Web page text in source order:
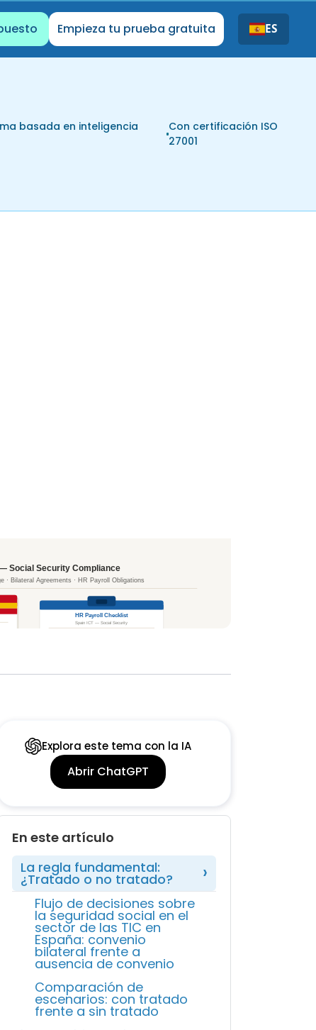
Empieza tu prueba gratuita ES
basada en inteligencia
Con certificación ISO
27001
Explora este tema con la IA
Abrir ChatGPT
En este artículo
La regla fundamental:
¿Tratado o no tratado?
Flujo de decisiones sobre
la seguridad social en el
sector de las TIC en
España: convenio
bilateral frente a
ausencia de convenio
Comparación de
escenarios: con tratado
frente a sin tratado